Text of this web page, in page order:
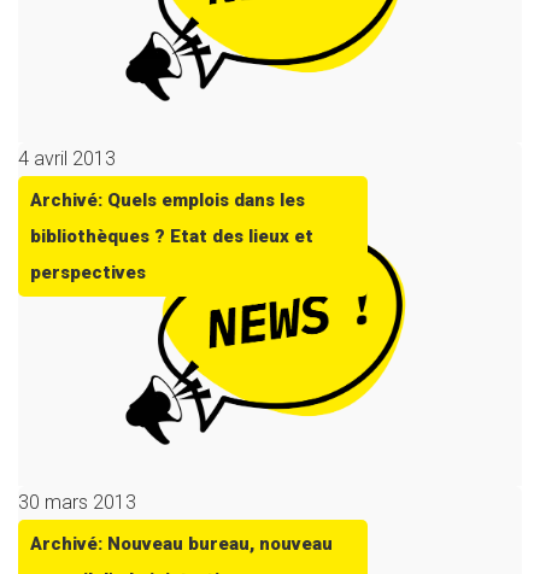
4 avril 2013
Archivé: Quels emplois dans les
bibliothèques ? Etat des lieux et
perspectives
30 mars 2013
Archivé: Nouveau bureau, nouveau